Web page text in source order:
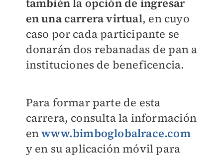
en una carrera virtual, en cuyo
caso por cada participante se
donarán dos rebanadas de pan a
instituciones de beneficencia.
Para formar parte de esta
carrera, consulta la información
enwww.bimboglobalrace.com
y en su aplicación móvil para